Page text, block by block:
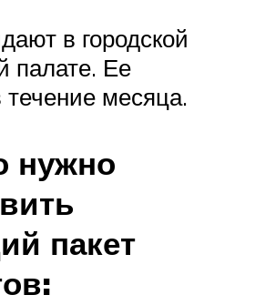
в городской
палате. Ее
месяца.
нужно
пакет